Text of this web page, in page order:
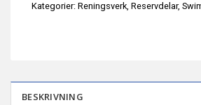
Kategorier: Reningsverk, Reservdelar,
BESKRIVNING